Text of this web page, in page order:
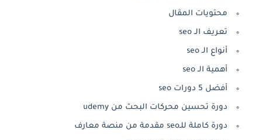
محتويات المقال
تعريف الـ seo
أنواع الـ seo
أهمية الـ seo
أفضل 5 دورات seo
دورة تحسين محركات البحث من udemy
دورة كاملة للـseo مقدمة من منصة معارف